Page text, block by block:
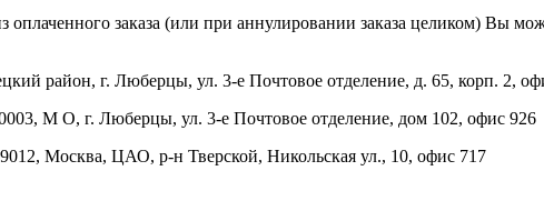
заказа (или при аннулировании заказа целиком) Вы
район, г. Люберцы, ул. 3-е Почтовое отделение, д. 65, корп. 2,
М О, г. Люберцы, ул. 3-е Почтовое отделение, дом 102, офис 926
Москва, ЦАО, р-н Тверской, Никольская ул., 10, офис 717